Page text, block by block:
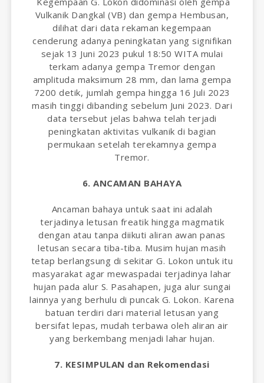
Vulkanik Dangkal (VB) dan gempa Hembusan,
dilihat dari data rekaman kegempaan
cenderung adanya peningkatan yang signifikan
sejak 13 Juni 2023 pukul 18:50 WITA mulai
terkam adanya gempa Tremor dengan
amplituda maksimum 28 mm, dan lama gempa
7200 detik, jumlah gempa hingga 16 Juli 2023
masih tinggi dibanding sebelum Juni 2023. Dari
data tersebut jelas bahwa telah terjadi
peningkatan aktivitas vulkanik di bagian
permukaan setelah terekamnya gempa
Tremor.
6. ANCAMAN BAHAYA
Ancaman bahaya untuk saat ini adalah
terjadinya letusan freatik hingga magmatik
dengan atau tanpa diikuti aliran awan panas
letusan secara tiba-tiba. Musim hujan masih
tetap berlangsung di sekitar G. Lokon untuk itu
masyarakat agar mewaspadai terjadinya lahar
hujan pada alur S. Pasahapen, juga alur sungai
lainnya yang berhulu di puncak G. Lokon. Karena
batuan terdiri dari material letusan yang
bersifat lepas, mudah terbawa oleh aliran air
yang berkembang menjadi lahar hujan.
7. KESIMPULAN dan Rekomendasi